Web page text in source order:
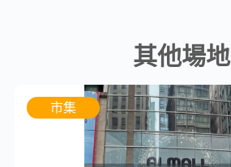
其他場地
市集